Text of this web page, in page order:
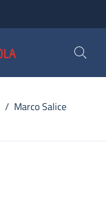
/ Marco Salice